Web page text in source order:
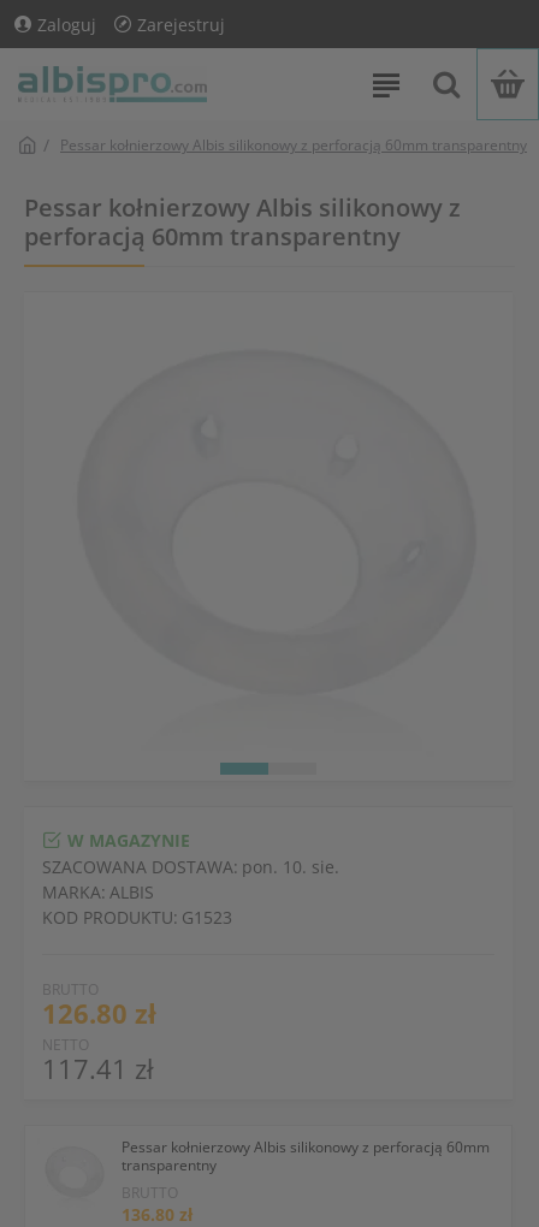
Zaloguj Zarejestruj
Pessar kołnierzowy Albis silikonowy z perforacją 60mm transparentny
Pessar kołnierzowy Albis silikonowy z
perforacją 60mm transparentny
BRUTTO
126.80 zł
NETTO
117.41 zł
W MAGAZYNIE
SZACOWANA DOSTAWA: pon. 10. sie.
MARKA: ALBIS
KOD PRODUKTU: G1523
Pessar kołnierzowy Albis silikonowy z perforacją 60mm
transparentny
BRUTTO
136.80 zł